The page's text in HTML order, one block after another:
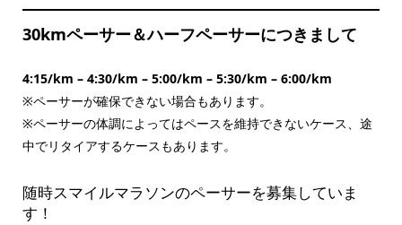
30kmペーサー＆ハーフペーサーにつきまして
4:15/km – 4:30/km – 5:00/km – 5:30/km – 6:00/km
※ペーサーが確保できない場合もあります。
※ペーサーの体調によってはペースを維持できないケース、途
中でリタイアするケースもあります。
随時スマイルマラソンのペーサーを募集していま
す！